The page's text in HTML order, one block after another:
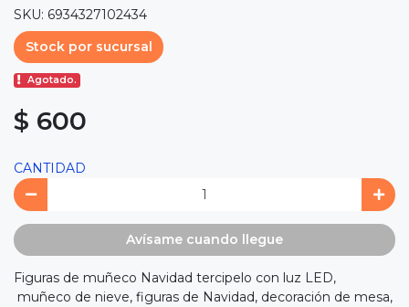
SKU: 6934327102434
Stock por sucursal
Agotado.
$ 600
CANTIDAD
Avísame cuando llegue
Figuras de muñeco Navidad tercipelo con luz LED,
muñeco de nieve, figuras de Navidad, decoración de mesa,